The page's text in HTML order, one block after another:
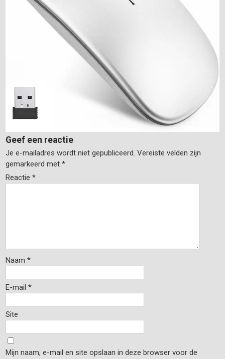
Geef een reactie
Je e-mailadres wordt niet gepubliceerd. Vereiste velden zijn
gemarkeerd met*
Reactie*
Naam*
E-mail*
Site
Mijn naam, e-mail en site opslaan in deze browser voor de